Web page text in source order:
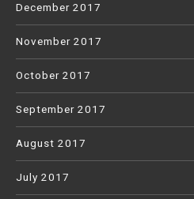
December 2017
November 2017
October 2017
September 2017
August 2017
July 2017